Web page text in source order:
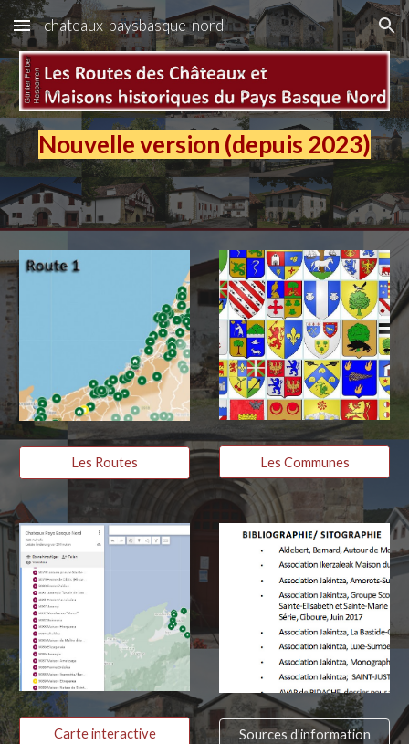
Skip to main content Skip to navigation
chateaux-paysbasque-nord
Nouvelle version (depuis 2023)
Les Routes Les Communes
Carte interactive Sources d'information